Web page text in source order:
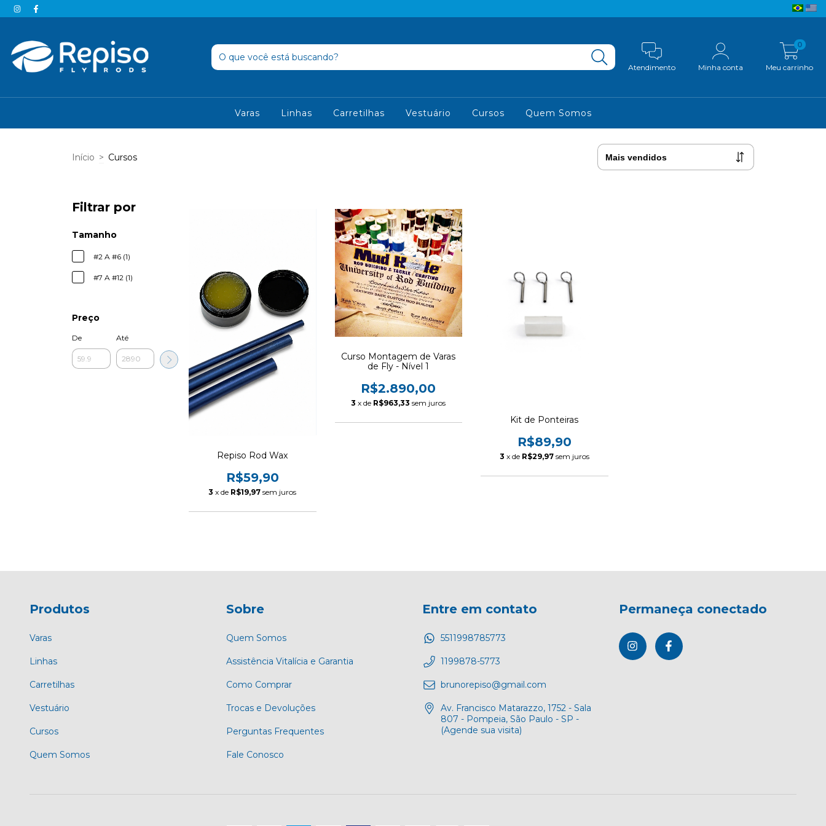
Atendimento Minha conta Meu carrinho
0
Varas Linhas Carretilhas Vestuário Cursos Quem Somos
Início > Cursos
Filtrar por
Tamanho
#2 A #6 (1)
#7 A #12 (1)
Preço
De Até
Repiso Rod Wax
R$59,90
3 x de R$19,97 sem juros
Curso Montagem de Varas
de Fly - Nível 1
R$2.890,00
3 x de R$963,33 sem juros
Kit de Ponteiras
R$89,90
3 x de R$29,97 sem juros
Produtos
Varas
Linhas
Carretilhas
Vestuário
Cursos
Quem Somos
Sobre
Quem Somos
Assistência Vitalícia e Garantia
Como Comprar
Trocas e Devoluções
Perguntas Frequentes
Fale Conosco
Entre em contato
5511998785773
1199878-5773
brunorepiso@gmail.com
Av. Francisco Matarazzo, 1752 - Sala
807 - Pompeia, São Paulo - SP -
(Agende sua visita)
Permaneça conectado